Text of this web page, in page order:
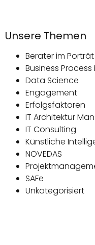
Unsere Themen
Berater im Porträt
Business
Data Science
Engagement
Erfolgsfaktoren
IT Architektur
IT Consulting
Künstliche
NOVEDAS
SAFe
Unkategorisiert